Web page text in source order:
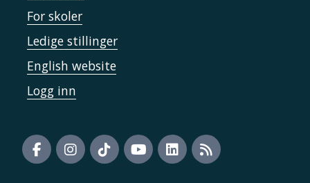
For skoler
Ledige stillinger
English website
Logg inn